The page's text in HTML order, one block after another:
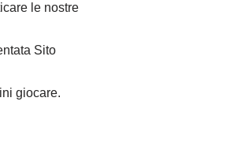
le nostre
Sito
giocare.